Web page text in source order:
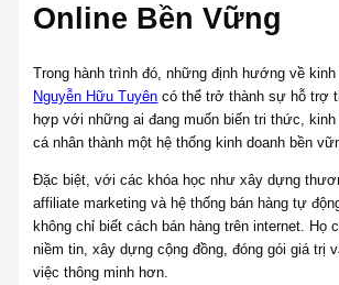
Online Bền Vững
Trong hành trình đó, những định hướng về kinh
Nguyễn Hữu Tuyên có thể trở thành sự hỗ trợ
hợp với những ai đang muốn biến tri thức, kinh
cá nhân thành một hệ thống kinh doanh bền
Đặc biệt, với các khóa học như xây dựng
affiliate marketing và hệ thống bán hàng tự
không chỉ biết cách bán hàng trên internet. Họ
niềm tin, xây dựng cộng đồng, đóng gói giá trị
việc thông minh hơn.